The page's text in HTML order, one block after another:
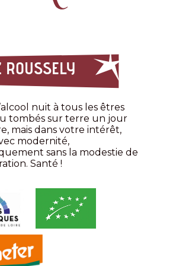
ROUSSELY
nuit à tous les êtres
tombés sur terre un jour
mais dans votre intérêt,
modernité,
sans la modestie de
Santé !